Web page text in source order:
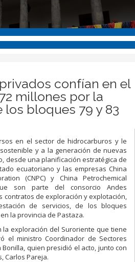
confían en el
millones por la
bloques 79 y 83
en el sector de hidrocarburos y le
y a la generación de nuevas
desde una planificación estratégica de
ecuatoriano y las empresas China
(CNPC) y China Petrochemical
son parte del consorcio Andes
contratos de exploración y explotación,
de servicios, de los bloques
la provincia de Pastaza.
la exploración del Suroriente que tiene
el ministro Coordinador de Sectores
quien presidió el acto, junto con
Carlos Pareja.